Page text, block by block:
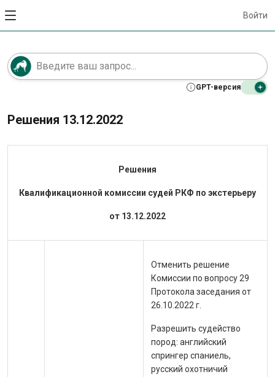
Войти
GPT-версия
Решения 13.12.2022
Решения
Квалификационной комиссии судей РКФ по экстерьеру
от 13.12.2022
Отменить решение
Комиссии по вопросу 29
Протокола заседания от
26.10.2022 г.
Разрешить судейство
пород: английский
спрингер спаниель,
русский охотничий